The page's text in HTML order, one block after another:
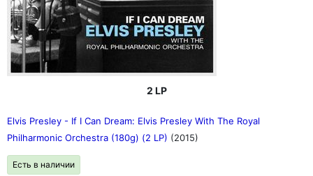
2 LP
Elvis Presley - If I Can Dream: Elvis Presley With The Royal
Philharmonic Orchestra (180g) (2 LP) (2015)
Есть в наличии